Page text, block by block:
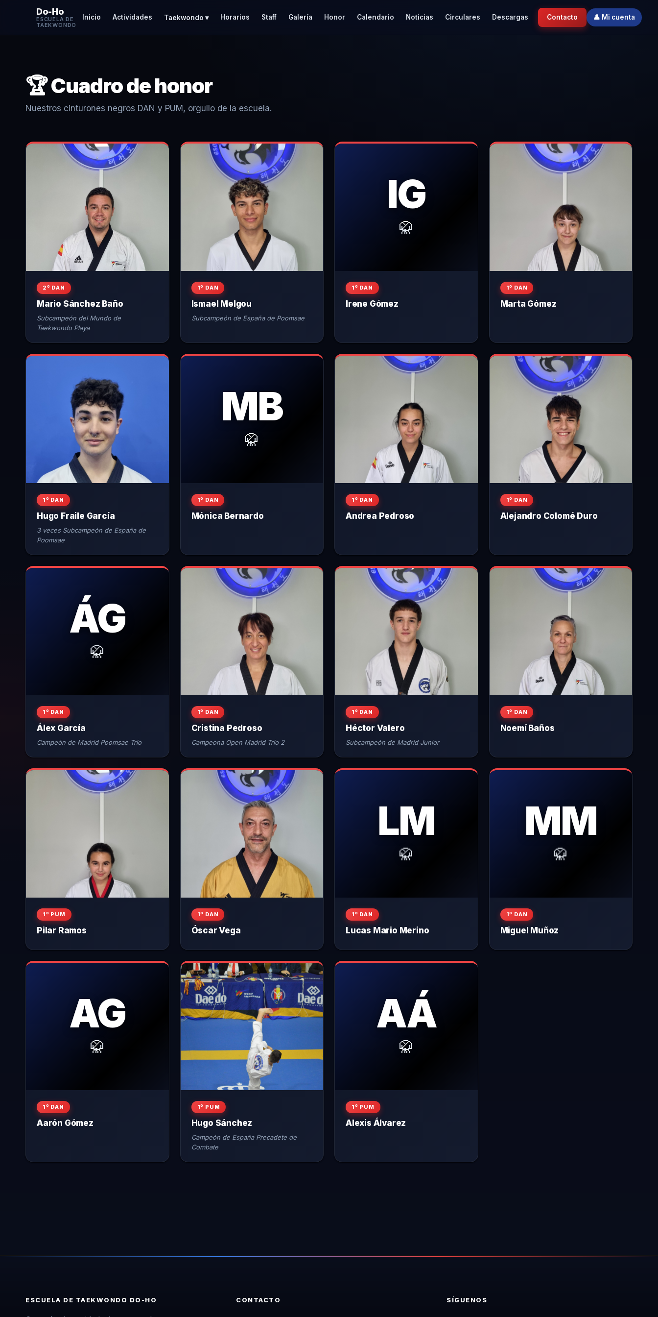
Do-Ho
ESCUELA DE
TAEKWONDO
Inicio Actividades Taekwondo ▾ Horarios Staff Galería Honor Calendario Noticias Circulares Descargas Contacto 👤 Mi cuenta
🏆 Cuadro de honor
Nuestros cinturones negros DAN y PUM, orgullo de la escuela.
2º DAN
Mario Sánchez Baño
Subcampeón del Mundo de
Taekwondo Playa
1º DAN
Ismael Melgou
Subcampeón de España de Poomsae
IG
🥋
1º DAN
Irene Gómez
1º DAN
Marta Gómez
1º DAN
Hugo Fraile García
3 veces Subcampeón de España de
Poomsae
MB
🥋
1º DAN
Mónica Bernardo
1º DAN
Andrea Pedroso
1º DAN
Alejandro Colomé Duro
ÁG
🥋
1º DAN
Álex García
Campeón de Madrid Poomsae Trío
1º DAN
Cristina Pedroso
Campeona Open Madrid Trío 2
1º DAN
Héctor Valero
Subcampeón de Madrid Junior
1º DAN
Noemí Baños
1º PUM
Pilar Ramos
1º DAN
Óscar Vega
LM
🥋
1º DAN
Lucas Mario Merino
MM
🥋
1º DAN
Miguel Muñoz
AG
🥋
1º DAN
Aarón Gómez
1º PUM
Hugo Sánchez
Campeón de España Precadete de
Combate
AÁ
🥋
1º PUM
Alexis Álvarez
ESCUELA DE TAEKWONDO DO-HO CONTACTO SÍGUENOS